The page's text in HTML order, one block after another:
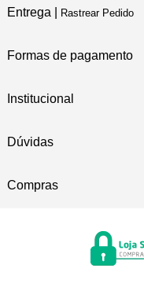
Entrega | Rastrear Pedido
Formas de pagamento
Institucional
Dúvidas
Compras